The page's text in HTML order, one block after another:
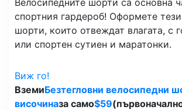
спортния гардероб! Оформете
шорти, които отвеждат влагата, с
или спортен сутиен и маратонки.
Виж го!
ВземиБезтегловни велосипедни
височиназа само$59